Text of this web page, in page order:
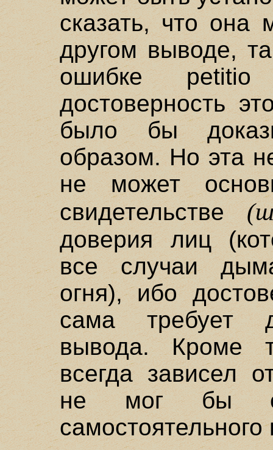
сказать, что она
другом выводе,
ошибке petitio
достоверность
было бы
образом. Но эта
не может
свидетельстве
доверия лиц
все случаи
огня), ибо
сама требует
вывода. Кроме
всегда зависел
не мог бы